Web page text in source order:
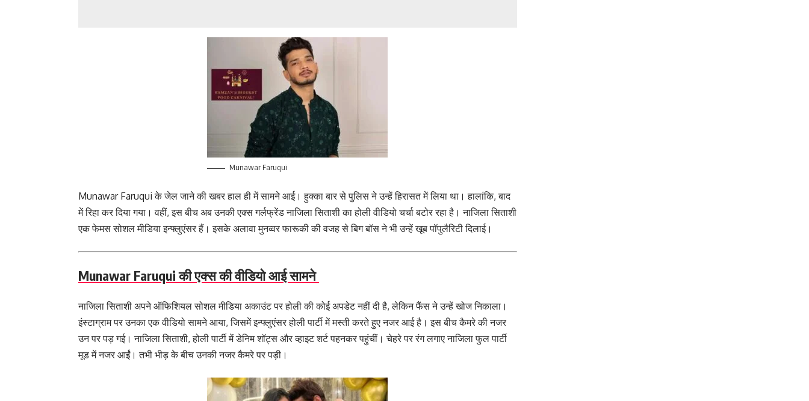
Munawar Faruqui
Munawar Faruqui के जेल जाने की खबर हाल ही में सामने आई। हुक्का बार से पुलिस ने उन्हें हिरासत में लिया था। हालांकि, बाद
में रिहा कर दिया गया। वहीं, इस बीच अब उनकी एक्स गर्लफ्रेंड नाजिला सिताशी का होली वीडियो चर्चा बटोर रहा है। नाजिला सिताशी
एक फेमस सोशल मीडिया इन्फ्लुएंसर हैं। इसके अलावा मुनव्वर फारूकी की वजह से बिग बॉस ने भी उन्हें खूब पॉपुलैरिटी दिलाई।
Munawar Faruqui की एक्स की वीडियो आई सामने
नाजिला सिताशी अपने ऑफिशियल सोशल मीडिया अकाउंट पर होली की कोई अपडेट नहीं दी है, लेकिन फैंस ने उन्हें खोज निकाला।
इंस्टाग्राम पर उनका एक वीडियो सामने आया, जिसमें इन्फ्लुएंसर होली पार्टी में मस्ती करते हुए नजर आई है। इस बीच कैमरे की नजर
उन पर पड़ गई। नाजिला सिताशी, होली पार्टी में डेनिम शॉट्स और व्हाइट शर्ट पहनकर पहुंचीं। चेहरे पर रंग लगाए नाजिला फुल पार्टी
मूड में नजर आईं। तभी भीड़ के बीच उनकी नजर कैमरे पर पड़ी।